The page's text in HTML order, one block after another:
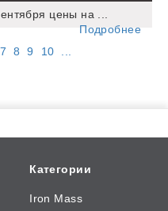
цены на ...
Подробнее
7 8 9 10 ...
Категории
Iron Mass